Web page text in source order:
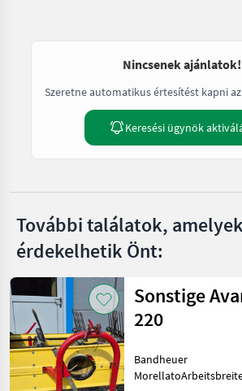
Nincsenek ajánlatok!
Szeretne automatikus értesítést kapni
Keresési ügynök
További találatok, amelyek
érdekelhetik Önt:
Sonstige
220
Bandheuer